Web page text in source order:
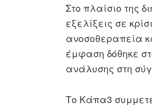
Στο πλαίσιο της
εξελίξεις σε
ανοσοθεραπεία
έμφαση δόθηκε
ανάλυσης στη
Το Κάπα3